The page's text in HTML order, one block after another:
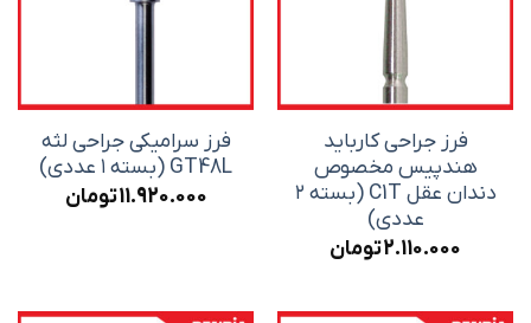
فرز جراحی کارباید
هندپیس مخصوص
دندان عقل C1T (بسته ۲
عددی)
2.110.000تومان
فرز سرامیکی جراحی لثه
GT48L (بسته ۱ عددی)
11.920.000تومان